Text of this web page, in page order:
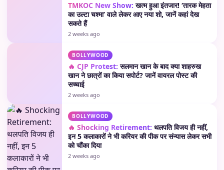
TMKOC New Show: खत्म हुआ इंतजार! ‘तारक मेहता
का उल्टा चश्मा’ वाले लेकर आए नया शो, जानें कहां देख
सकते हैं
2 weeks ago
BOLLYWOOD
🔥 CJP Protest: सलमान खान के बाद क्या शाहरुख
खान ने छात्रों का किया सपोर्ट? जानें वायरल पोस्ट की
सच्चाई
2 weeks ago
BOLLYWOOD
🔥 Shocking Retirement: थलपति विजय ही नहीं,
इन 5 कलाकारों ने भी करियर की पीक पर संन्यास लेकर सभी
को चौंका दिया
2 weeks ago